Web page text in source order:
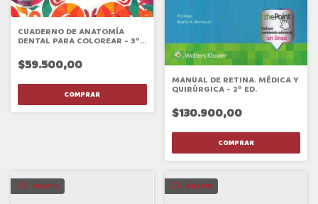
CUADERNO DE ANATOMÍA
DENTAL PARA COLOREAR - 3º
$59.500,00
MANUAL DE RETINA. MÉDICA Y
QUIRÚRGICA - 2º ED.
$130.900,00
GRATIS GRATIS